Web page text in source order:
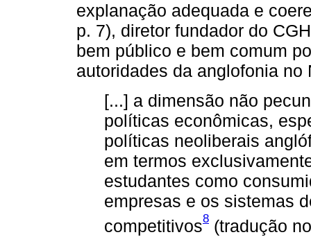
explanação adequada e
p. 7), diretor fundador do
bem público e bem comum
autoridades da anglofonia no
[...] a dimensão não
políticas econômicas,
políticas neoliberais
em termos
estudantes como
empresas e os sistemas
competitivos8 (tradução